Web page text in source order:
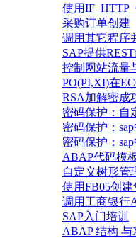
使用
采购订单创建
调用其它程序
SAP提供
控制网站流量
PO(PI,XI)在
RSA加解密成
密码保护：自
密码保护：
密码保护：
ABAP代码模
自定义树形管
使用FB05创建
调用工商银行
SAP入门培训
ABAP 结构